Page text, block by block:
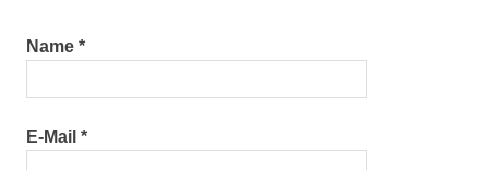
Name *
E-Mail *